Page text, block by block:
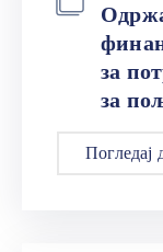
за
за
Погледај